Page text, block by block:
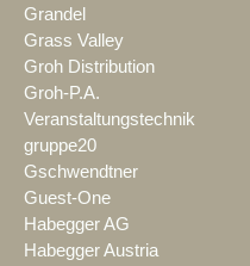
Grandel
Grass Valley
Groh Distribution
Groh-P.A.
Veranstaltungstechnik
gruppe20
Gschwendtner
Guest-One
Habegger AG
Habegger Austria